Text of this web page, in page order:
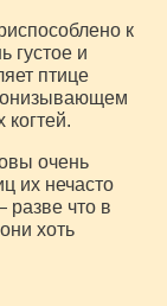
к
густое и
птице
очень
их нечасто
что в
хоть